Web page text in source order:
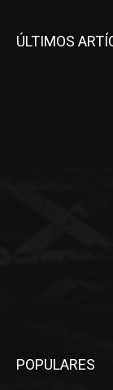
ÚLTIMOS
POPULARES